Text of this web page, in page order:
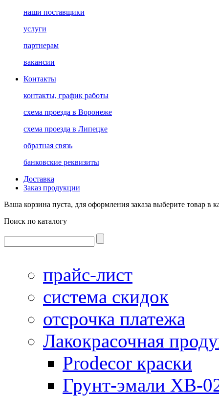
наши поставщики
услуги
партнерам
вакансии
Контакты
контакты, график работы
схема проезда в Воронеже
схема проезда в Липецке
обратная связь
банковские реквизиты
Доставка
Заказ продукции
Ваша корзина пуста, для оформления заказа выберите товар в
Поиск по каталогу
прайс-лист
система скидок
отсрочка платежа
Лакокрасочная
Prodecor краски
Грунт-эмали ХВ-